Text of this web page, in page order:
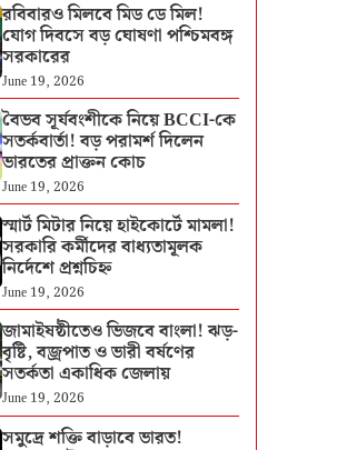
রবিবারও মিলবে মিড ডে মিল!
যোগ দিবসে বড় ঘোষণা পশ্চিমবঙ্গ
সরকারের
June 19, 2026
বৈভব সূর্যবংশীকে নিয়ে BCCI-কে
সতর্কবার্তা! বড় পরামর্শ দিলেন
ভারতের প্রাক্তন কোচ
June 19, 2026
স্মার্ট মিটার নিয়ে হাইকোর্টে মামলা!
সরকারি কর্মীদের বাধ্যতামূলক
নির্দেশে প্রশ্নচিহ্ন
June 19, 2026
জামাইষষ্ঠীতেও ভিজবে বাংলা! ঝড়-
বৃষ্টি, বজ্রপাত ও ভারী বর্ষণের
সতর্কতা একাধিক জেলায়
June 19, 2026
সমুদ্রে শক্তি বাড়াবে ভারত!